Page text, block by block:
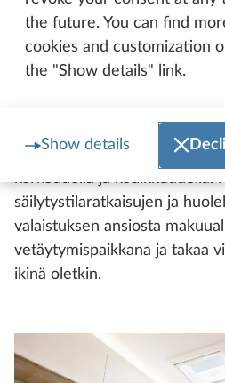
the future. You can find
cookies and customization
the "Show details" link.
Show details
pohjaratkaisut tarjoavat
ranskalainen vuode –
vakuuttavat laadukkailla
korkeudella ja kodikkuudella.
säilytystilaratkaisujen ja
valaistuksen ansiosta
vetäytymispaikkana ja takaa
ikinä oletkin.